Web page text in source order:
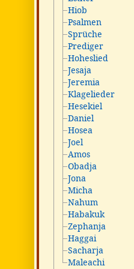
Hiob
Psalmen
Sprüche
Prediger
Hoheslied
Jesaja
Jeremia
Klagelieder
Hesekiel
Daniel
Hosea
Joel
Amos
Obadja
Jona
Micha
Nahum
Habakuk
Zephanja
Haggai
Sacharja
Maleachi